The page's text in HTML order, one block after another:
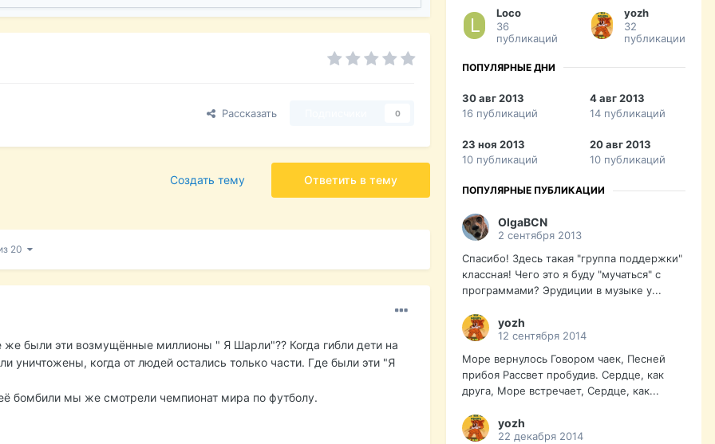
Рассказать 0
Ответить в тему
Создать тему
20
же были эти возмущённые миллионы " Я Шарли"?? Когда гибли дети на
уничтожены, когда от людей остались только части. Где были эти "Я
бомбили мы же смотрели чемпионат мира по футболу.
Loco
36
публикаций
yozh
32
публикации
ПОПУЛЯРНЫЕ ДНИ
30 авг 2013
16 публикаций
4 авг 2013
14 публикаций
23 ноя 2013
10 публикаций
20 авг 2013
10 публикаций
ПОПУЛЯРНЫЕ ПУБЛИКАЦИИ
OlgaBCN
2 сентября 2013
Спасибо! Здесь такая "группа поддержки"
классная! Чего это я буду "мучаться" с
программами? Эрудиции в музыке у...
yozh
12 сентября 2014
Море вернулось Говором чаек, Песней
прибоя Рассвет пробудив. Сердце, как
друга, Море встречает, Сердце, как...
yozh
22 декабря 2014